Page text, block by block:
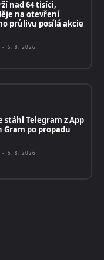
nad 64 tisíci,
na otevření
průlivu posílá akcie
- 5. 8. 2026
stáhl Telegram z App
Gram po propadu
- 5. 8. 2026